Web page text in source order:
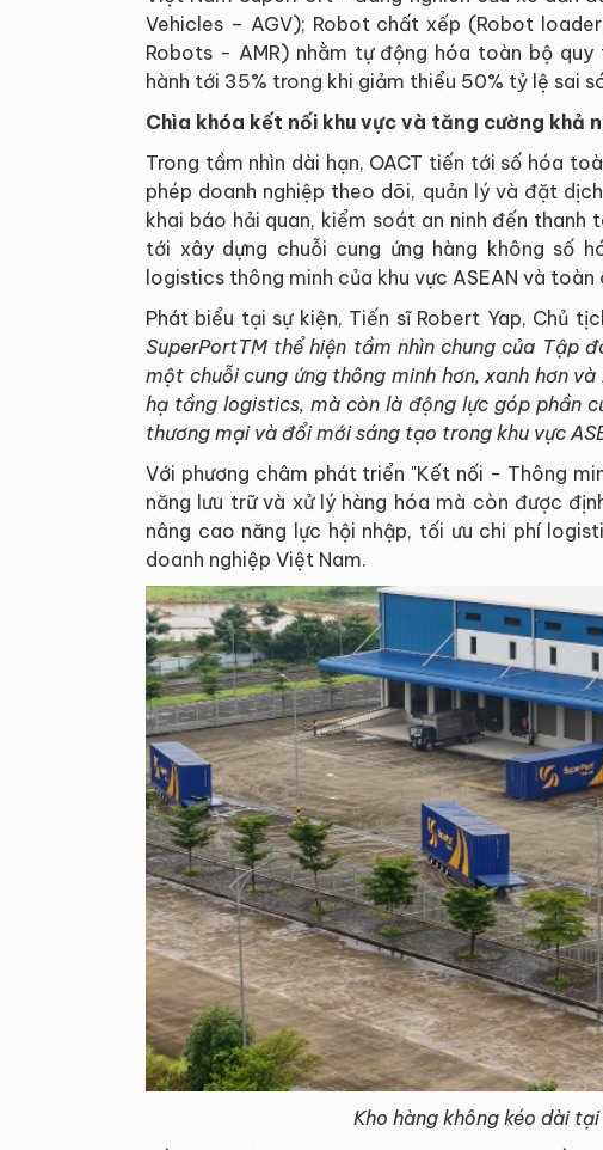
Vehicles – AGV); Robot chất xếp (Robot
Robots - AMR) nhằm tự động hóa toàn bộ
hành tới 35% trong khi giảm thiểu 50% tỷ lệ sai
Chìa khóa kết nối khu vực và tăng cường khả
Trong tầm nhìn dài hạn, OACT tiến tới số hóa
phép doanh nghiệp theo dõi, quản lý và đặt
khai báo hải quan, kiểm soát an ninh đến
tới xây dựng chuỗi cung ứng hàng không số
logistics thông minh của khu vực ASEAN và toàn
Phát biểu tại sự kiện, Tiến sĩ Robert Yap, Chủ
SuperPortTM thể hiện tầm nhìn chung của Tập
một chuỗi cung ứng thông minh hơn, xanh hơn
hạ tầng logistics, mà còn là động lực góp phần
thương mại và đổi mới sáng tạo trong khu vực
Với phương châm phát triển "Kết nối - Thông
năng lưu trữ và xử lý hàng hóa mà còn được
nâng cao năng lực hội nhập, tối ưu chi phí
doanh nghiệp Việt Nam.
Kho hàng không kéo dài tại